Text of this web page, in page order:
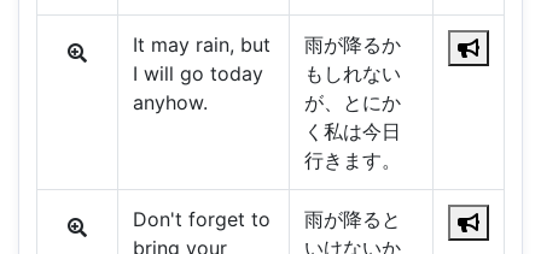
It may rain, but
I will go today
anyhow.
雨が降るか
もしれない
が、とにか
く私は今日
行きます。
Don't forget to
bring your
雨が降ると
いけないか